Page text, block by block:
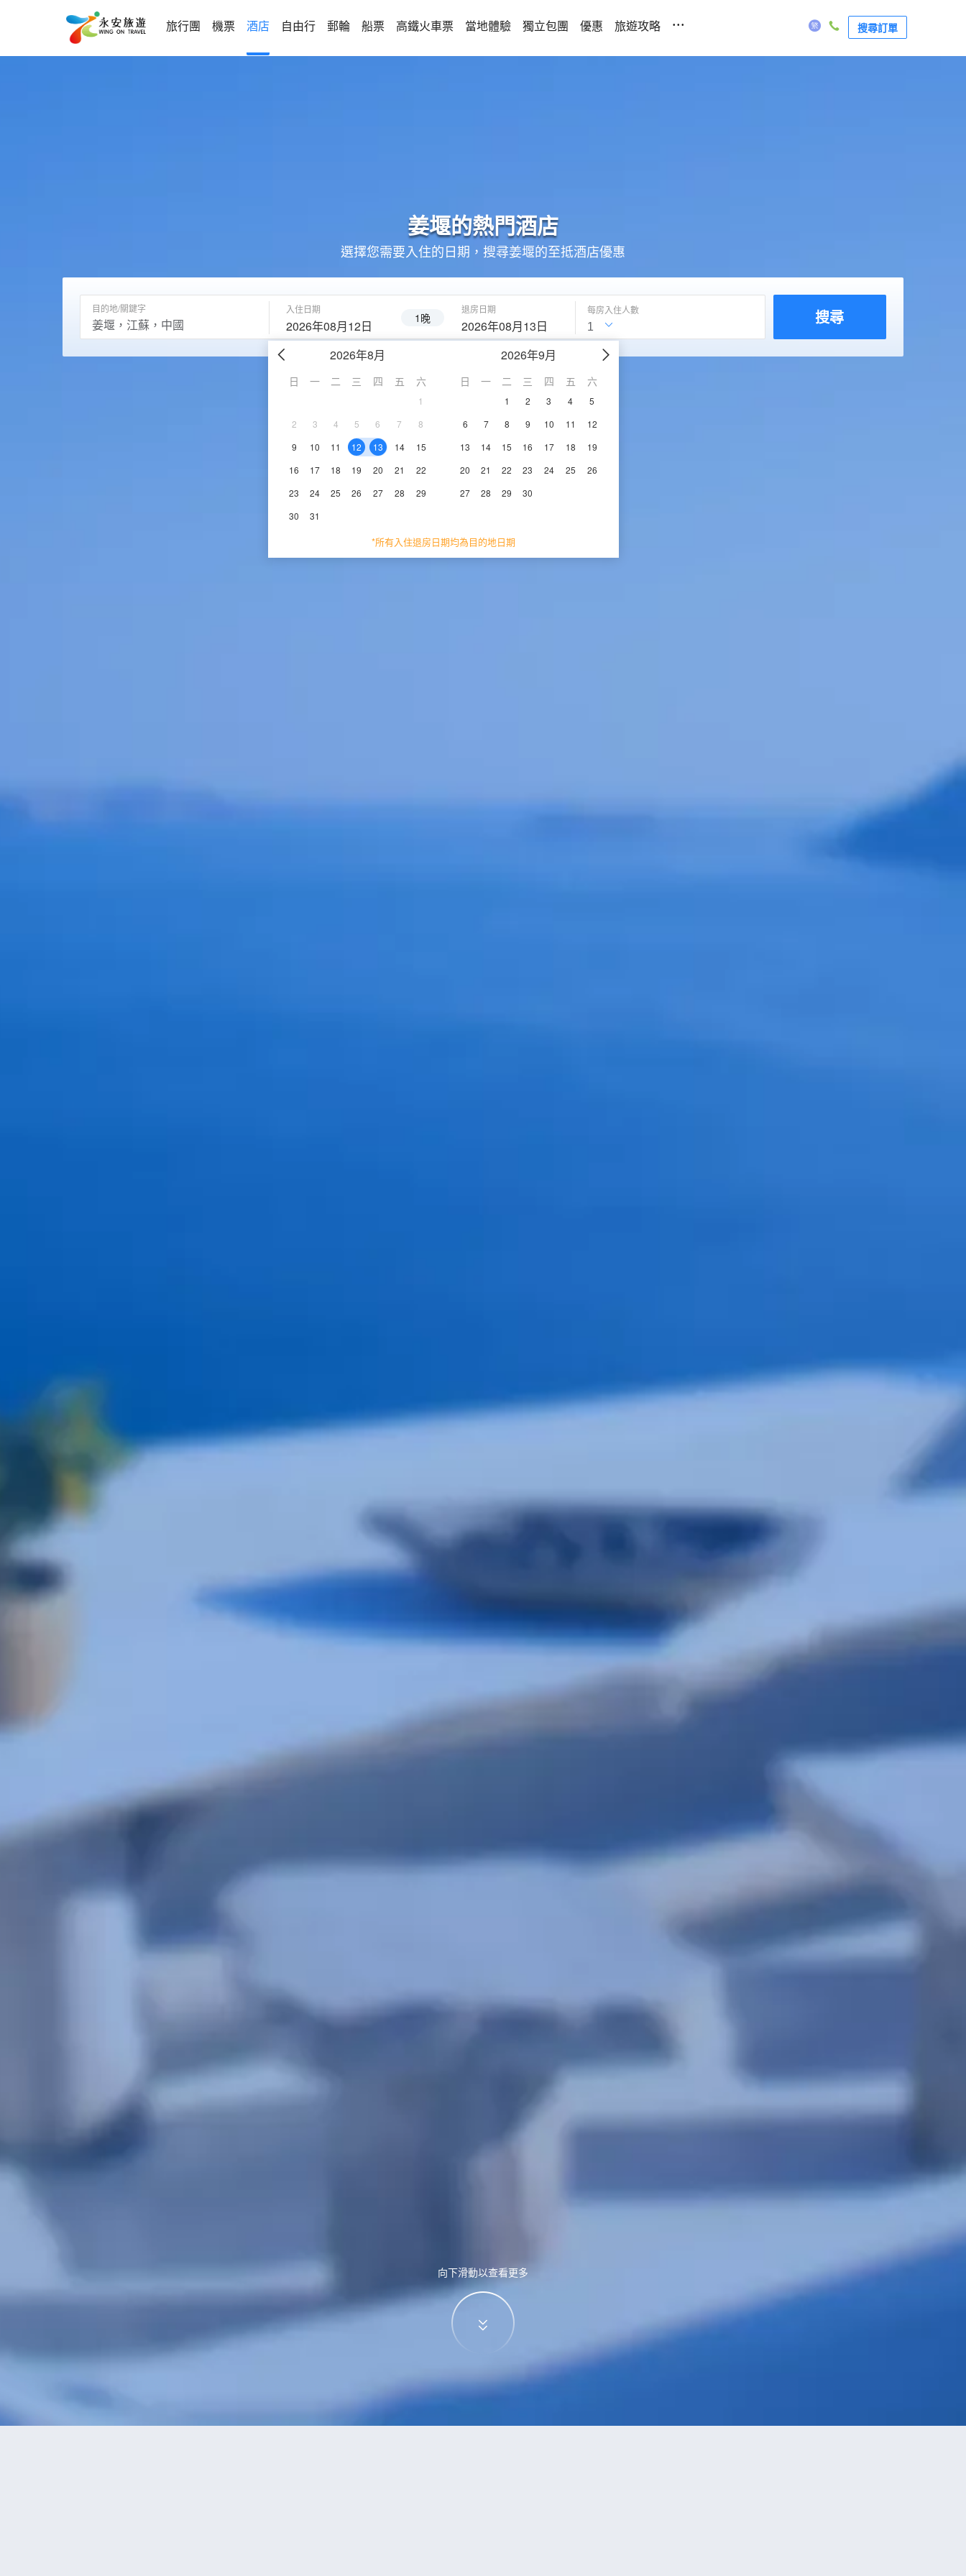
旅行團 機票 酒店 自由行 郵輪 船票 高鐵火車票 當地體驗 獨立包團 優惠 旅遊攻略 ... 搜尋訂單
姜堰的熱門酒店
選擇您需要入住的日期，搜尋姜堰的至抵酒店優惠
目的地/關鍵字 入住日期
2026年08月12日 1晚
退房日期
2026年08月13日
2026年8月
日 一 二 三 四 五 六
1
2
3 4 5 6 7
8
9
10 11 12 13 14
15
16
17 18 19 20 21
22
23
24 25 26 27 28
29
30
31
2026年9月
日 一 二 三 四 五 六
1 2 3 4
5
6
7 8 9 10 11
12
13
14 15 16 17 18
19
20
21 22 23 24 25
26
27
28 29 30
*所有入住退房日期均為目的地日期
每房入住人數 搜尋
向下滑動以查看更多